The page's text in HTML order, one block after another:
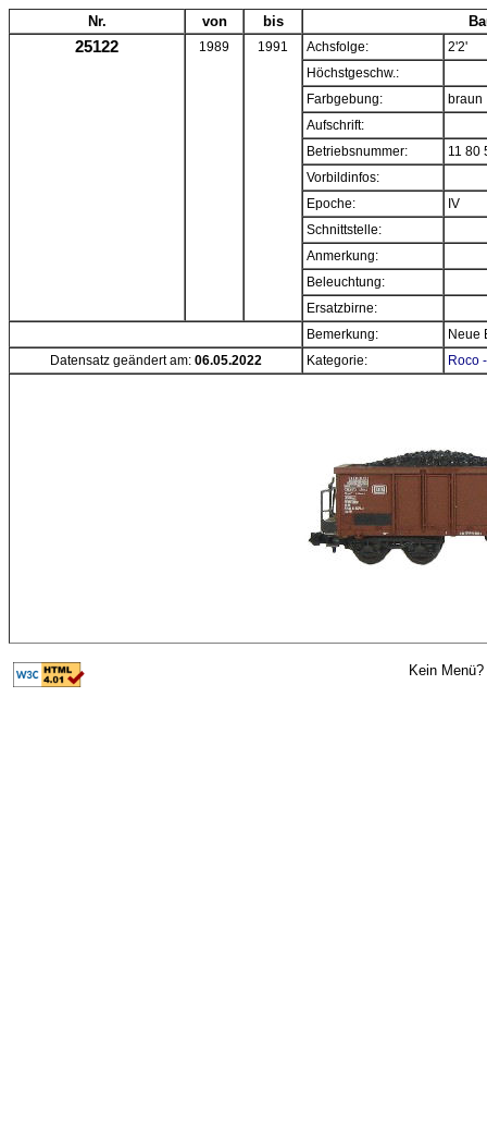
Nr. von bis
25122 1989 1991 Achsfolge:
2'2'
Höchstgeschw.:
Farbgebung:
braun
Aufschrift:
Betriebsnummer:
11 80
Vorbildinfos:
Epoche:
IV
Schnittstelle:
Anmerkung:
Beleuchtung:
Ersatzbirne:
Bemerkung:
Neue
Datensatz geändert am: 06.05.2022 Kategorie: Roco
Kein